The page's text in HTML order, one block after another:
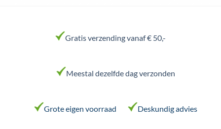
variaties.
Deze
gekozen
de
productpagina
gekozen
de
productpagina
Gratis verzending vanaf € 50,-
Meestal dezelfde dag verzonden
Grote eigen voorraad Deskundig advies